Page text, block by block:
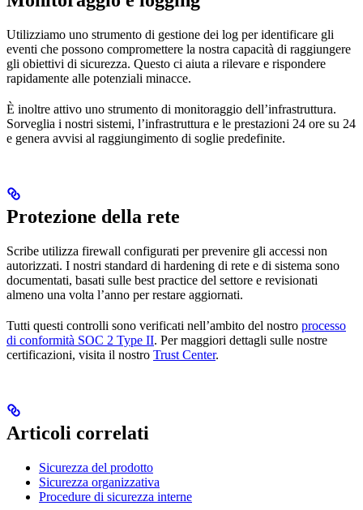
Utilizziamo uno strumento di gestione dei log per identificare gli
eventi che possono compromettere la nostra capacità di raggiungere
gli obiettivi di sicurezza. Questo ci aiuta a rilevare e rispondere
rapidamente alle potenziali minacce.
È inoltre attivo uno strumento di monitoraggio dell’infrastruttura.
Sorveglia i nostri sistemi, l’infrastruttura e le prestazioni 24 ore su 24
e genera avvisi al raggiungimento di soglie predefinite.
Protezione della rete
Scribe utilizza firewall configurati per prevenire gli accessi non
autorizzati. I nostri standard di hardening di rete e di sistema sono
documentati, basati sulle best practice del settore e revisionati
almeno una volta l’anno per restare aggiornati.
Tutti questi controlli sono verificati nell’ambito del nostro processo
di conformità SOC 2 Type II. Per maggiori dettagli sulle nostre
certificazioni, visita il nostro Trust Center.
Articoli correlati
Sicurezza del prodotto
Sicurezza organizzativa
Procedure di sicurezza interne